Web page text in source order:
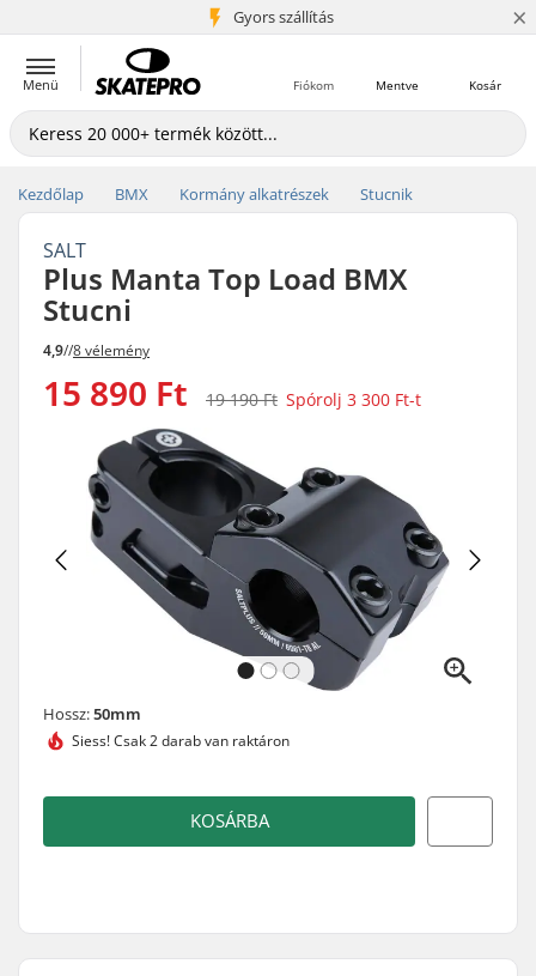
Gyors szállítás
5+ millió ügyfél ×
Menü Kosár
Mentve
Fiókom
Kezdőlap BMX Kormány alkatrészek Stucnik
SALT
Plus Manta Top Load BMX
Stucni
4,9//8 vélemény
15 890 Ft 19 190 Ft Spórolj 3 300 Ft-t
Hossz:50mm
Siess!Csak 2 darab van raktáron
KOSÁRBA